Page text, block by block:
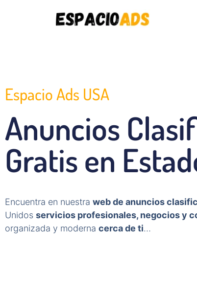
Espacio Ads USA
Anuncios
Gratis en
Encuentra en nuestra web de anuncios
Unidos servicios profesionales, negocios y
organizada y moderna cerca de ti…